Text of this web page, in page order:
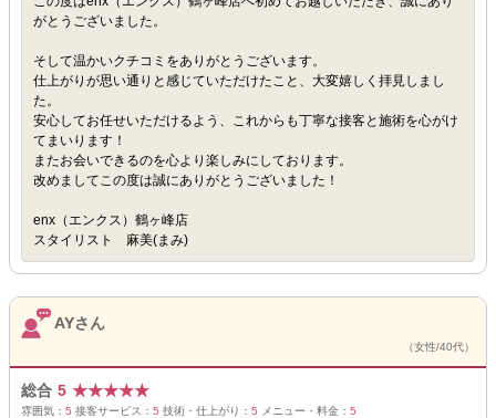
がとうございました。
そして温かいクチコミをありがとうございます。
仕上がりが思い通りと感じていただけたこと、大変嬉しく拝見しまし
た。
安心してお任せいただけるよう、これからも丁寧な接客と施術を心がけ
てまいります！
またお会いできるのを心より楽しみにしております。
改めましてこの度は誠にありがとうございました！
enx（エンクス）鶴ヶ峰店
スタイリスト 麻美(まみ)
AYさん
（女性/40代）
総合 5 ★★★★★
雰囲気： 5 接客サービス： 5 技術・仕上がり： 5 メニュー・料金： 5